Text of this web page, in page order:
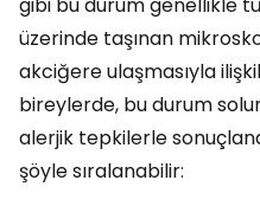
gibi bu durum genellikle
üzerinde taşınan
akciğere ulaşmasıyla
bireylerde, bu durum
alerjik tepkilerle
şöyle sıralanabilir: